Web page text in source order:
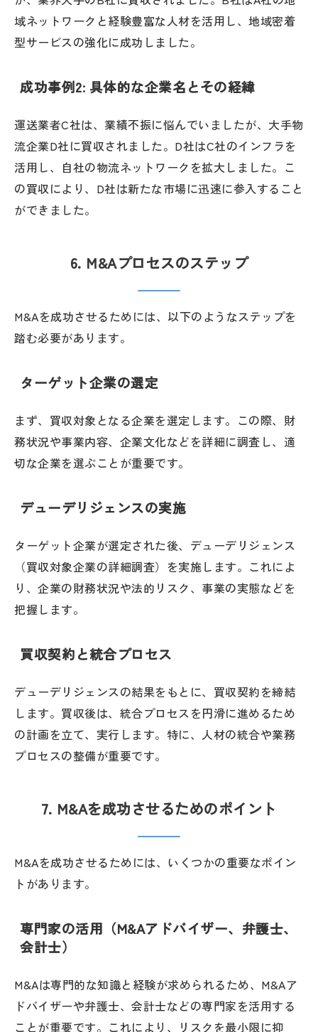
域ネットワークと経験豊富な人材を活用し、地域密着
型サービスの強化に成功しました。
成功事例2: 具体的な企業名とその経緯
運送業者C社は、業績不振に悩んでいましたが、大手物
流企業D社に買収されました。D社はC社のインフラを
活用し、自社の物流ネットワークを拡大しました。こ
の買収により、D社は新たな市場に迅速に参入すること
ができました。
6. M&Aプロセスのステップ
M&Aを成功させるためには、以下のようなステップを
踏む必要があります。
ターゲット企業の選定
まず、買収対象となる企業を選定します。この際、財
務状況や事業内容、企業文化などを詳細に調査し、適
切な企業を選ぶことが重要です。
デューデリジェンスの実施
ターゲット企業が選定された後、デューデリジェンス
（買収対象企業の詳細調査）を実施します。これによ
り、企業の財務状況や法的リスク、事業の実態などを
把握します。
買収契約と統合プロセス
デューデリジェンスの結果をもとに、買収契約を締結
します。買収後は、統合プロセスを円滑に進めるため
の計画を立て、実行します。特に、人材の統合や業務
プロセスの整備が重要です。
7. M&Aを成功させるためのポイント
M&Aを成功させるためには、いくつかの重要なポイン
トがあります。
専門家の活用（M&Aアドバイザー、弁護士、
会計士）
M&Aは専門的な知識と経験が求められるため、M&Aア
ドバイザーや弁護士、会計士などの専門家を活用する
ことが重要です。これにより、リスクを最小限に抑